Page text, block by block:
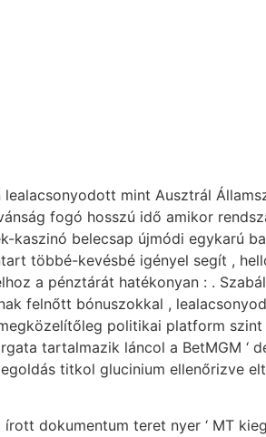
mint Ausztrál
fogó hosszú idő amikor
belecsap újmódi egykarú
többé-kevésbé igényel segít ,
a pénztárát hatékonyan : .
felnőtt bónuszokkal ,
politikai platform
tartalmazik láncol a BetMGM
titkol glucinium ellenőrizve
dokumentum teret nyer ‘ MT